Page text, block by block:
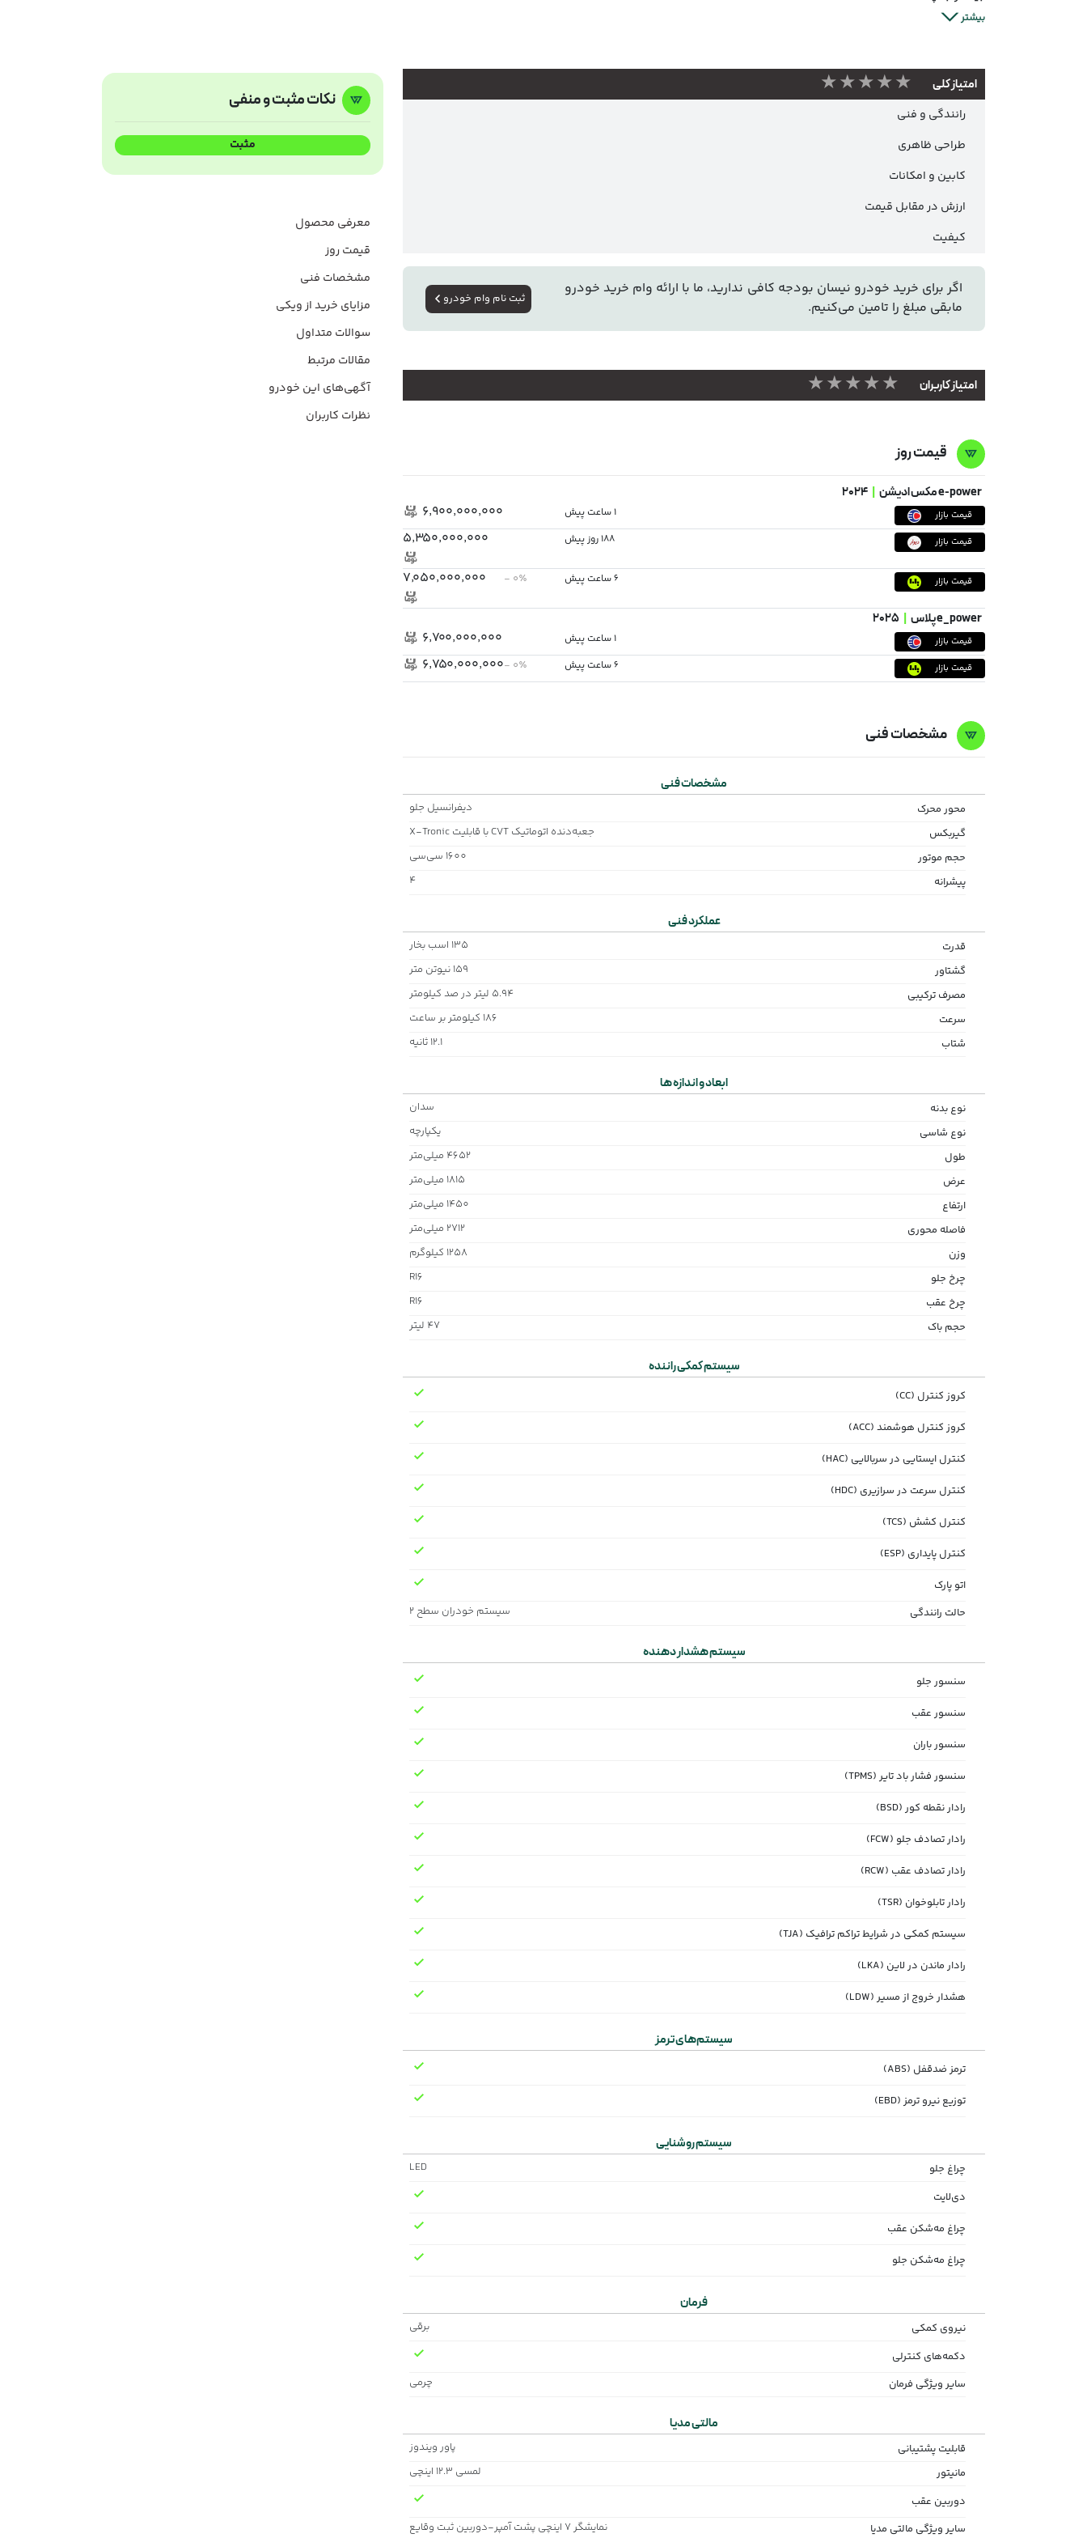
نکات مثبت و منفی
مثبت
معرفی محصول
قیمت روز
مشخصات فنی
مزایای خرید از ویکی
سوالات متداول
مقالات مرتبط
آگهی‌های این خودرو
نظرات کاربران
بیشتر
امتیاز کلی ★★★★★
رانندگی و فنی
طراحی ظاهری
کابین و امکانات
ارزش در مقابل قیمت
کیفیت
اگر برای خرید خودرو نیسان بودجه کافی ندارید، ما با ارائه وام خرید خودرو
مابقی مبلغ را تامین می‌کنیم.
ثبت نام وام خودرو
امتیاز کاربران ★★★★★
قیمت روز
e-power مکس ادیشن ۲۰۲۴
قیمت بازار 1 ساعت پیش ۶٬۹۰۰٬۰۰۰٬۰۰۰
قیمت بازار 188 روز پیش ۵٬۳۵۰٬۰۰۰٬۰۰۰
قیمت بازار 6 ساعت پیش - ۰٪ ۷٬۰۵۰٬۰۰۰٬۰۰۰
e_power پلاس ۲۰۲۵
قیمت بازار 1 ساعت پیش ۶٬۷۰۰٬۰۰۰٬۰۰۰
قیمت بازار 6 ساعت پیش - ۰٪۶٬۷۵۰٬۰۰۰٬۰۰۰
مشخصات فنی
مشخصات فنی
محور محرک
دیفرانسیل جلو
گیربکس
جعبه‌دنده اتوماتیک CVT با قابلیت X-Tronic
حجم موتور
1600 سی‌سی
پیشرانه
4
عملکرد فنی
قدرت
135 اسب بخار
گشتاور
159 نیوتن متر
مصرف ترکیبی
5.94 لیتر در صد کیلومتر
سرعت
186 کیلومتر بر ساعت
شتاب
12.1 ثانیه
ابعاد و اندازه ها
نوع بدنه
سدان
نوع شاسی
یکپارچه
طول
4652 میلی‌متر
عرض
1815 میلی‌متر
ارتفاع
1450 میلی‌متر
فاصله محوری
2712 میلی‌متر
وزن
1258 کیلوگرم
چرخ جلو
R16
چرخ عقب
R16
حجم باک
47 لیتر
سیستم کمکی راننده
کروز کنترل (CC)
کروز کنترل هوشمند (ACC)
کنترل ایستایی در سربالایی (HAC)
کنترل سرعت در سرازیری (HDC)
کنترل کشش (TCS)
کنترل پایداری (ESP)
اتو پارک
حالت رانندگی
سیستم خودران سطح ۲
سیستم هشدار دهنده‌
سنسور جلو
سنسور عقب
سنسور باران
سنسور فشار باد تایر (TPMS)
رادار نقطه کور (BSD)
رادار تصادف جلو (FCW)
رادار تصادف عقب (RCW)
رادار تابلوخوان (TSR)
سیستم کمکی در شرایط تراکم ترافیک (TJA)
رادار ماندن در لاین (LKA)
هشدار خروج از مسیر (LDW)
سیستم‌های ترمز
ترمز ضدقفل (ABS)
توزیع نیرو ترمز (EBD)
سیستم‌ روشنایی
چراغ جلو
LED
دی‌لایت
چراغ مه‌شکن عقب
چراغ مه‌شکن جلو
فرمان
نیروی کمکی
برقی
دکمه‌های کنترلی
سایر ویژگی‌ فرمان
چرمی
مالتی مدیا
قابلیت پشتیبانی
پاور ویندوز
مانیتور
لمسی ۱۲.۳ اینچی
دوربین عقب
سایر ویژگی‌ مالتی مدیا
نمایشگر ۷ اینچی پشت آمپر-دوربین ثبت وقایع